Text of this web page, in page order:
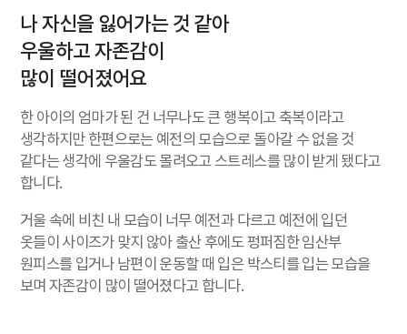
나 자신을 잃어가는 것 같아
우울하고 자존감이
많이 떨어졌어요
한 아이의 엄마가 된 건 너무나도 큰 행복이고 축복이라고
생각하지만 한편으로는 예전의 모습으로 돌아갈 수 없을 것
같다는 생각에 우울감도 몰려오고 스트레스를 많이 받게 됐다고
합니다.
거울 속에 비친 내 모습이 너무 예전과 다르고 예전에 입던
옷들이 사이즈가 맞지 않아 출산 후에도 펑퍼짐한 임산부
원피스를 입거나 남편이 운동할 때 입은 박스티를 입는 모습을
보며 자존감이 많이 떨어졌다고 합니다.